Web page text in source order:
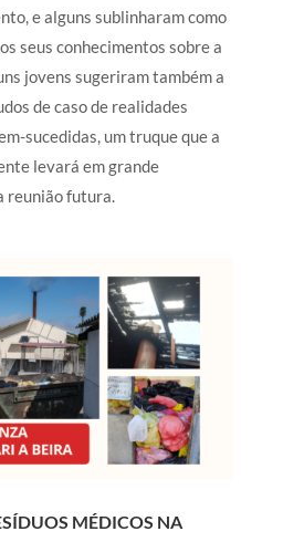
e alguns sublinharam como
seus conhecimentos sobre a
jovens sugeriram também a
de caso de realidades
sucedidas, um truque que a
levará em grande
reunião futura.
MÉDICOS NA